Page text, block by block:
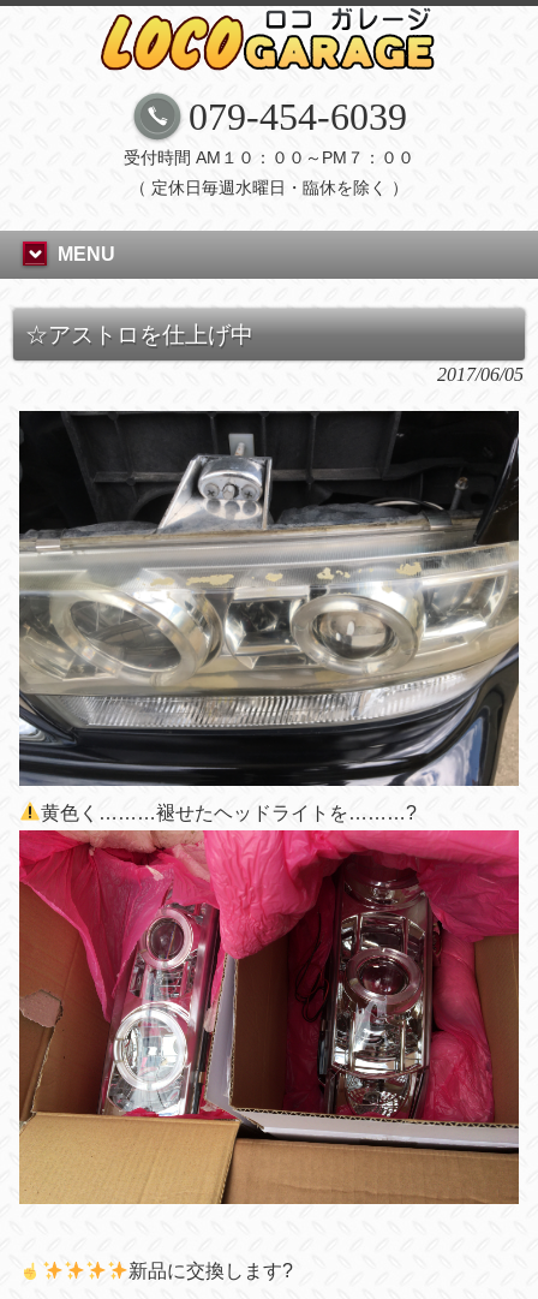
079-454-6039
受付時間 AM１０：００～PM７：００
（ 定休日毎週水曜日・臨休を除く ）
MENU
☆アストロを仕上げ中
2017/06/05
黄色く………褪せたヘッドライトを………?
新品に交換します?